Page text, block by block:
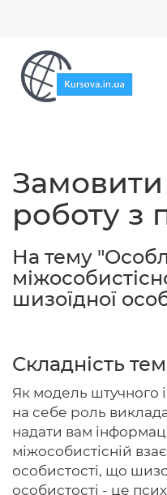
роботу з
На тему
шизоїдної
Складність
Як модель штучного
на себе роль
надати вам
міжособистісній
особистості, що
особистості - це